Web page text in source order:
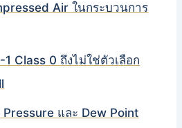
Air ในกระบวนการ
Class 0 ถึงไม่ใช่ตัวเลือก
และ Dew Point